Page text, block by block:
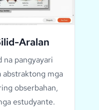
Aralan
na pangyayari
abstraktong mga
obserbahan,
estudyante.